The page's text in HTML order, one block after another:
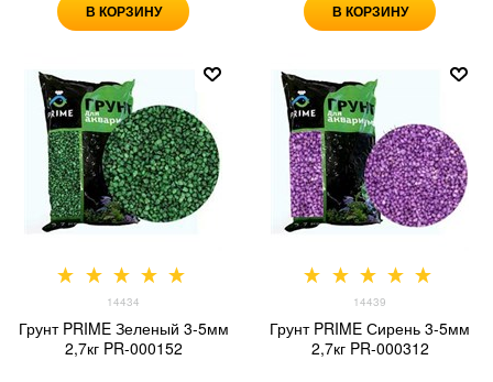
В КОРЗИНУ В КОРЗИНУ
14434
Грунт PRIME Зеленый 3-5мм
2,7кг PR-000152
14439
Грунт PRIME Сирень 3-5мм
2,7кг PR-000312